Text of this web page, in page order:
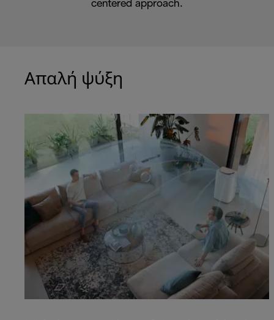
centered approach.
Απαλή ψύξη